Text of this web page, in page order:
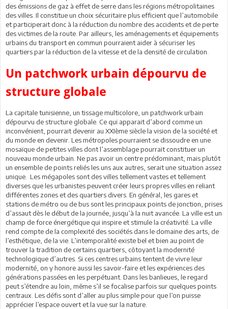
des émissions de gaz à effet de serre dans les régions métropolitaines
des villes. Il constitue un choix sécuritaire plus efficient que l’automobile
et participerait donc à la réduction du nombre des accidents et de perte
des victimes de la route. Par ailleurs, les aménagements et équipements
urbains du transport en commun pourraient aider à sécuriser les
quartiers par la réduction de la vitesse et de la densité de circulation.
Un patchwork urbain dépourvu de
structure globale
La capitale tunisienne, un tissage multicolore, un patchwork urbain
dépourvu de structure globale. Ce qui apparait d’abord comme un
inconvénient, pourrait devenir au XXIème siècle la vision de la société et
du monde en devenir. Les métropoles pourraient se dissoudre en une
mosaïque de petites villes dont l’assemblage pourrait constituer un
nouveau monde urbain. Ne pas avoir un centre prédominant, mais plutôt
un ensemble de points reliés les uns aux autres, serait une situation assez
unique. Les mégapoles sont des villes tellement vastes et tellement
diverses que les urbanistes peuvent créer leurs propres villes en reliant
différentes zones et des quartiers divers. En général, les gares et
stations de métro ou de bus sont les principaux points de jonction, prises
d’assaut dès le début de la journée, jusqu’à la nuit avancée. La ville est un
champ de force énergétique qui inspire et stimule la créativité. La ville
rend compte de la complexité des sociétés dans le domaine des arts, de
l’esthétique, de la vie. L’intemporalité existe bel et bien au point de
trouver la tradition de certains quartiers, côtoyant la modernité
technologique d’autres. Si ces centres urbains tentent de vivre leur
modernité, on y honore aussi les savoir-faire et les expériences des
générations passées en les perpétuant. Dans les banlieues, le regard
peut s’étendre au loin, même s’il se focalise parfois sur quelques points
centraux. Les défis sont d’aller au plus simple pour que l’on puisse
apprécier l’espace ouvert et la vue sur la nature.